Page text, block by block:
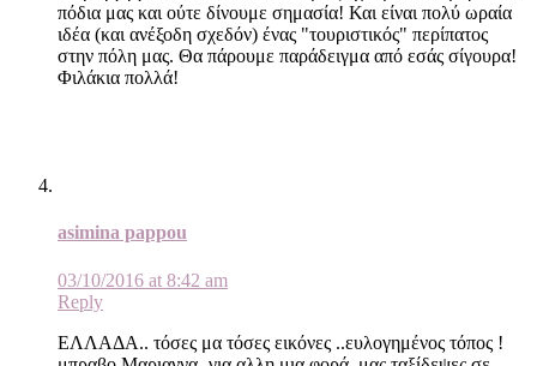
πόδια μας και ούτε δίνουμε σημασία! Και είναι πολύ ωραία
ιδέα (και ανέξοδη σχεδόν) ένας "τουριστικός" περίπατος
στην πόλη μας. Θα πάρουμε παράδειγμα από εσάς σίγουρα!
Φιλάκια πολλά!
asimina pappou
03/10/2016 at 8:42 am
Reply
ΕΛΛΑΔΑ.. τόσες μα τόσες εικόνες ..ευλογημένος τόπος !